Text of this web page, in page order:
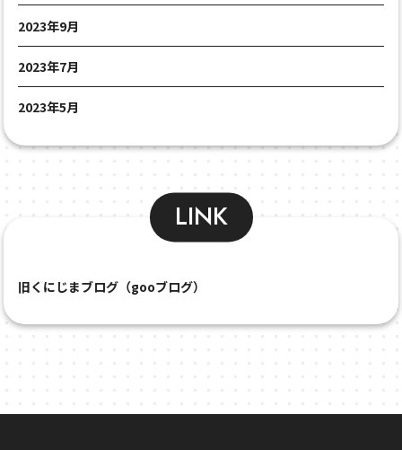
2023年9月
2023年7月
2023年5月
LINK
旧くにじまブログ（gooブログ）